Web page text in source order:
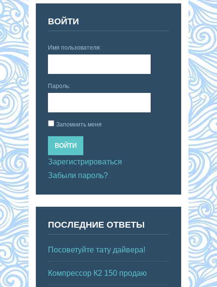
ВОЙТИ
Имя пользователя:
Пароль:
Запомнить меня
ВОЙТИ
Зарегистрироваться
Забыли пароль?
ПОСЛЕДНИЕ ОТВЕТЫ
Посоветуйте тату дайвера!
Компрессор К2 150 продаю